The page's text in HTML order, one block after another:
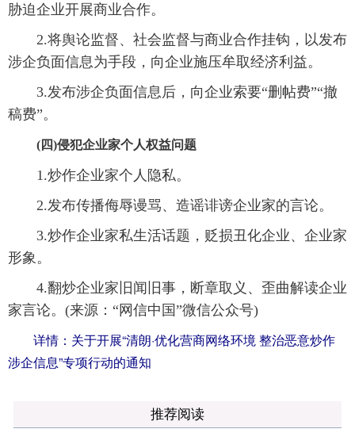
胁迫企业开展商业合作。
2.将舆论监督、社会监督与商业合作挂钩，以发布
涉企负面信息为手段，向企业施压牟取经济利益。
3.发布涉企负面信息后，向企业索要“删帖费”“撤
稿费”。
(四)侵犯企业家个人权益问题
1.炒作企业家个人隐私。
2.发布传播侮辱谩骂、造谣诽谤企业家的言论。
3.炒作企业家私生活话题，贬损丑化企业、企业家
形象。
4.翻炒企业家旧闻旧事，断章取义、歪曲解读企业
家言论。(来源：“网信中国”微信公众号)
详情： 关于开展“清朗·优化营商网络环境 整治恶意炒作
涉企信息”专项行动的通知
推荐阅读